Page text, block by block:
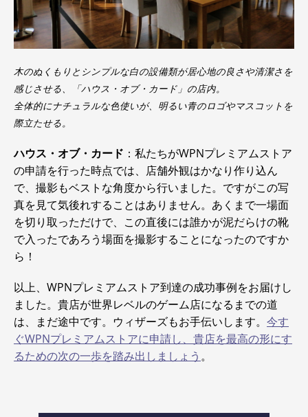
木のぬくもりとシンプルな白の設備類が居心地の良さや清潔さを
感じさせる、「ハウス・オブ・カード」の店内。
全体的にナチュラルな色使いが、明るい青のロゴやマスコットを
際立たせる。
ハウス・オブ・カード ：私たちがWPNプレミアムストア
の申請を行った時点では、店舗外観はかなり作り込ん
で、撮影もベストな角度から行いました。ですがこの写
真を見て気後れすることはありません。あくまで一場面
を切り取っただけで、この直後には誰かが泥だらけの靴
で入ったであろう場面を撮影することになったのですか
ら！
以上、WPNプレミアムストア到達の成功事例をお届けし
ました。貴店が世界レベルのゲーム店になるまでの道
は、まだ途中です。ウィザーズもお手伝いします。 今す
ぐWPNプレミアムストアに申請し、貴店を最高の形にす
るための次の一歩を踏み出しましょう 。